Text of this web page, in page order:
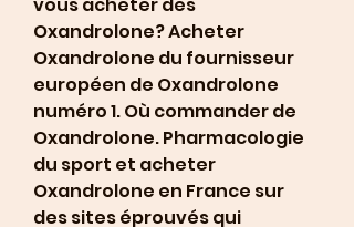
Oxandrolone? Acheter
Oxandrolone du fournisseur
européen de Oxandrolone
numéro 1. Où commander de
Oxandrolone. Pharmacologie
du sport et acheter
Oxandrolone en France sur
des sites éprouvés qui